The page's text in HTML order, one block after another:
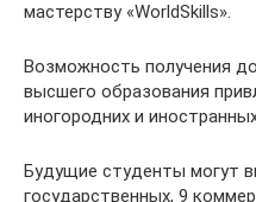
мастерству «WorldSkills».
Возможность получения
высшего образования
иногородних и
Будущие студенты могут
государственных, 9